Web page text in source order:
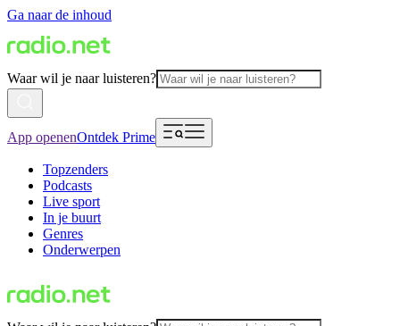
Ga naar de inhoud
Waar wil je naar luisteren?
App openenOntdek Prime
Topzenders
Podcasts
Live sport
In je buurt
Genres
Onderwerpen